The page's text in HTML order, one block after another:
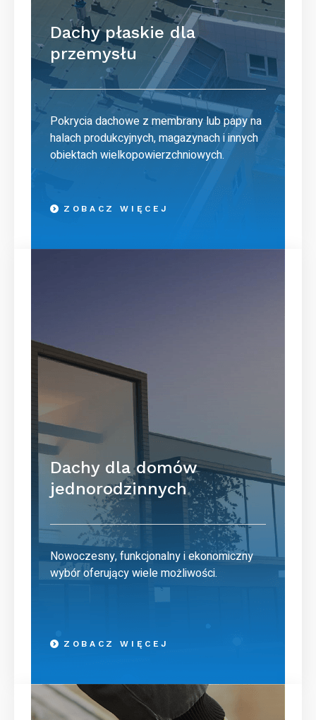
Dachy płaskie dla
przemysłu
Pokrycia dachowe z membrany lub papy na
halach produkcyjnych, magazynach i innych
obiektach wielkopowierzchniowych.
ZOBACZ WIĘCEJ
Dachy dla domów
jednorodzinnych
Nowoczesny, funkcjonalny i ekonomiczny
wybór oferujący wiele możliwości.
ZOBACZ WIĘCEJ